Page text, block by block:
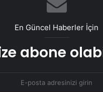
En Güncel Haberler İçin
abone